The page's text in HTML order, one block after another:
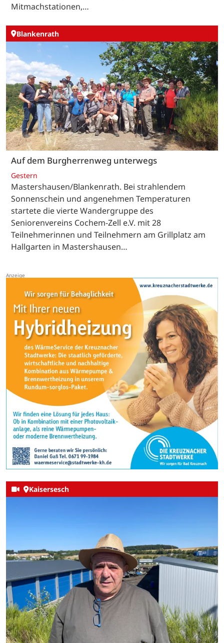
Mitmachstationen,…
Blankenrath
Auf dem Burgherrenweg unterwegs
Gestern
Mastershausen/Blankenrath. Bei strahlendem
Sonnenschein und angenehmen Temperaturen
startete die vierte Wandergruppe des
Seniorenvereins Cochem-Zell e.V. mit 28
Teilnehmerinnen und Teilnehmern am Grillplatz am
Hallgarten in Mastershausen…
Kaisersesch